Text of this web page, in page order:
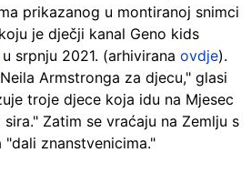
prikazanog u montiranoj snimci
je dječji kanal Geno kids
u srpnju 2021. (arhivirana ovdje).
Armstronga za djecu," glasi
troje djece koja idu na Mjesec
Zatim se vraćaju na Zemlju s
znanstvenicima."